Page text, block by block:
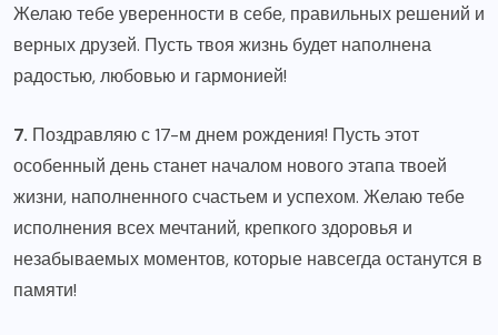
Желаю тебе уверенности в себе, правильных решений и
верных друзей. Пусть твоя жизнь будет наполнена
радостью, любовью и гармонией!
7. Поздравляю с 17-м днем рождения! Пусть этот
особенный день станет началом нового этапа твоей
жизни, наполненного счастьем и успехом. Желаю тебе
исполнения всех мечтаний, крепкого здоровья и
незабываемых моментов, которые навсегда останутся в
памяти!